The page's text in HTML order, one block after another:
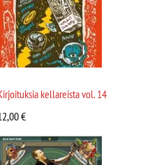
kellareista vol. 14
€